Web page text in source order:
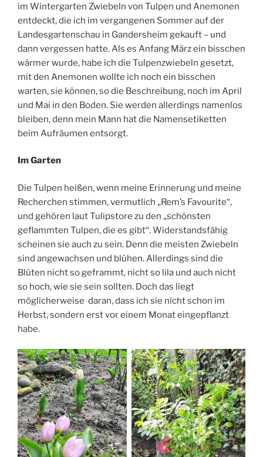
im Wintergarten Zwiebeln von Tulpen und Anemonen
entdeckt, die ich im vergangenen Sommer auf der
Landesgartenschau in Gandersheim gekauft – und
dann vergessen hatte. Als es Anfang März ein bisschen
wärmer wurde, habe ich die Tulpenzwiebeln gesetzt,
mit den Anemonen wollte ich noch ein bisschen
warten, sie können, so die Beschreibung, noch im April
und Mai in den Boden. Sie werden allerdings namenlos
bleiben, denn mein Mann hat die Namensetiketten
beim Aufräumen entsorgt.
Im Garten
Die Tulpen heißen, wenn meine Erinnerung und meine
Recherchen stimmen, vermutlich „Rem’s Favourite“,
und gehören laut Tulipstore zu den „schönsten
geflammten Tulpen, die es gibt“. Widerstandsfähig
scheinen sie auch zu sein. Denn die meisten Zwiebeln
sind angewachsen und blühen. Allerdings sind die
Blüten nicht so geframmt, nicht so lila und auch nicht
so hoch, wie sie sein sollten. Doch das liegt
möglicherweise daran, dass ich sie nicht schon im
Herbst, sondern erst vor einem Monat eingepflanzt
habe.